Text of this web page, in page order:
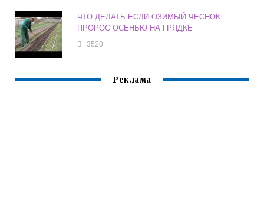
ЧТО ДЕЛАТЬ ЕСЛИ ОЗИМЫЙ ЧЕСНОК
ПРОРОС ОСЕНЬЮ НА ГРЯДКЕ
3520
Реклама